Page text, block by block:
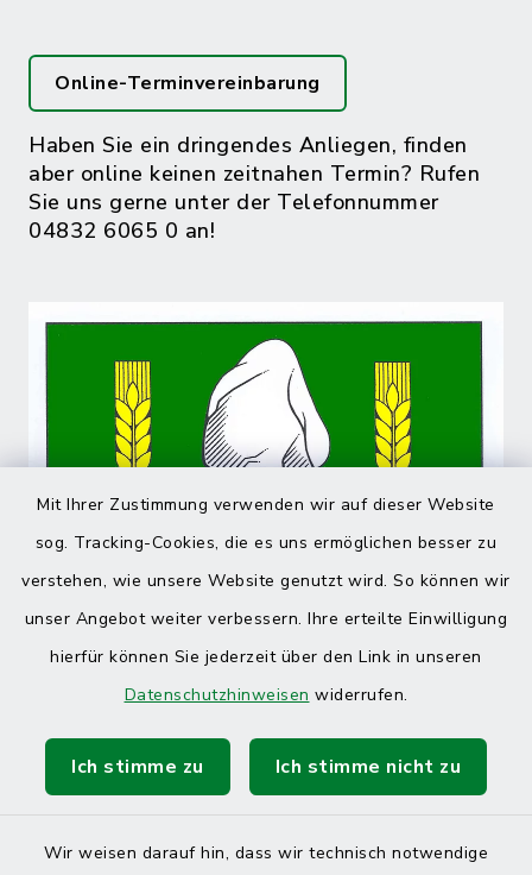
Mit Ihrer Zustimmung verwenden wir auf dieser Website
sog. Tracking-Cookies, die es uns ermöglichen besser zu
verstehen, wie unsere Website genutzt wird. So können wir
unser Angebot weiter verbessern. Ihre erteilte Einwilligung
hierfür können Sie jederzeit über den Link in unseren
Datenschutzhinweisen widerrufen.
Ich stimme zu Ich stimme nicht zu
Wir weisen darauf hin, dass wir technisch notwendige
Online-Terminvereinbarung
Haben Sie ein dringendes Anliegen, finden
aber online keinen zeitnahen Termin? Rufen
Sie uns gerne unter der Telefonnummer
04832 6065 0 an!